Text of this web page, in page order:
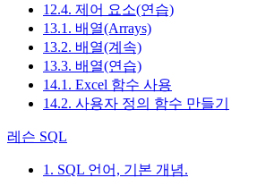
12.4. 제어 요소(연습)
13.1. 배열(Arrays)
13.2. 배열(계속)
13.3. 배열(연습)
14.1. Excel 함수 사용
14.2. 사용자 정의 함수 만들기
레슨 SQL
1. SQL 언어, 기본 개념.